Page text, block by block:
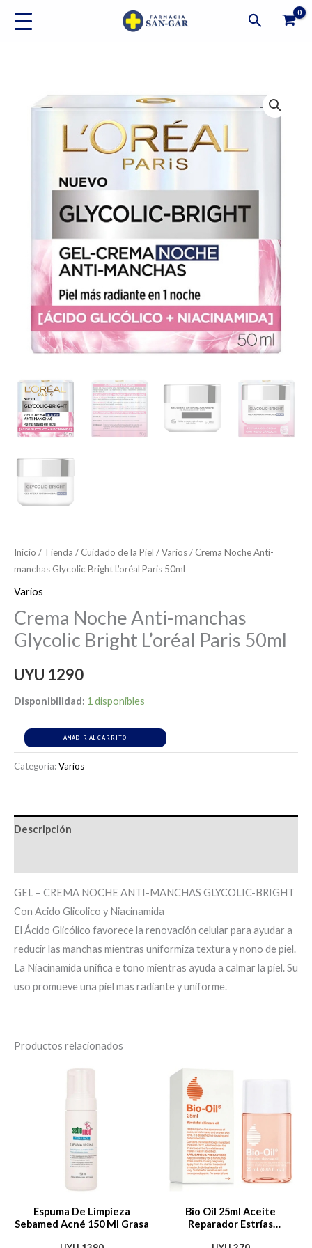
Buscar
Inicio / Tienda / Cuidado de la Piel /Varios/ Crema Noche Anti-
manchas Glycolic Bright L’oréal Paris 50ml
Varios
Crema Noche Anti-manchas
Glycolic Bright L’oréal Paris 50ml
UYU 1290
Disponibilidad: 1 disponibles
Noche
AÑADIR AL CARRITO
Categoría:Varios
Descripción
GEL – CREMA NOCHE ANTI-MANCHAS GLYCOLIC-BRIGHT
Con Acido Glicolico y Niacinamida
El Ácido Glicólico favorece la renovación celular para ayudar a
reducir las manchas mientras uniformiza textura y nono de piel.
La Niacinamida unifica e tono mientras ayuda a calmar la piel. Su
uso promueve una piel mas radiante y uniforme.
Productos relacionados
Espuma De Limpieza
Sebamed Acné 150 Ml Grasa
Bio Oil 25ml Aceite
Reparador Estrías